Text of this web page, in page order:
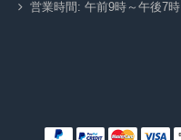
営業時間: 午前9時～午後7時